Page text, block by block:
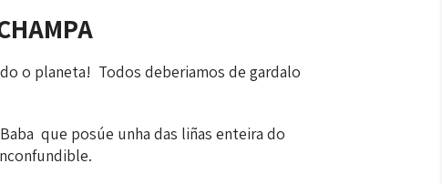
o planeta! Todos deberiamos de gardalo
que posúe unha das liñas enteira do